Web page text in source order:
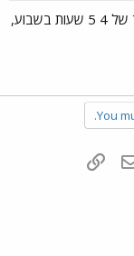
64 נאה 1.82 פעיל משכיל ומסודר, לקשר מכבד של 4 5 שעות בשבוע,
You
דואר אלקטרוני